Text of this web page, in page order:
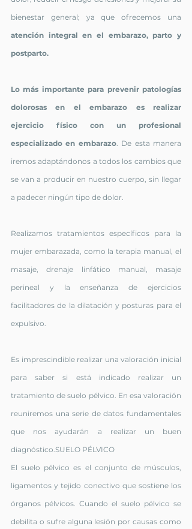
atención integral en el embarazo, parto y
postparto.
Lo más importante para prevenir patologías
dolorosas en el embarazo es realizar
ejercicio físico con un profesional
especializado en embarazo. De esta manera
iremos adaptándonos a todos los cambios que
se van a producir en nuestro cuerpo, sin llegar
a padecer ningún tipo de dolor.
Realizamos tratamientos específicos para la
mujer embarazada, como la terapia manual, el
masaje, drenaje linfático manual, masaje
perineal y la enseñanza de ejercicios
facilitadores de la dilatación y posturas para el
expulsivo.
Es imprescindible realizar una valoración inicial
para saber si está indicado realizar un
tratamiento de suelo pélvico. En esa valoración
reuniremos una serie de datos fundamentales
que nos ayudarán a realizar un buen
diagnóstico.SUELO PÉLVICO
El suelo pélvico es el conjunto de músculos,
ligamentos y tejido conectivo que sostiene los
órganos pélvicos. Cuando el suelo pélvico se
debilita o sufre alguna lesión por causas como